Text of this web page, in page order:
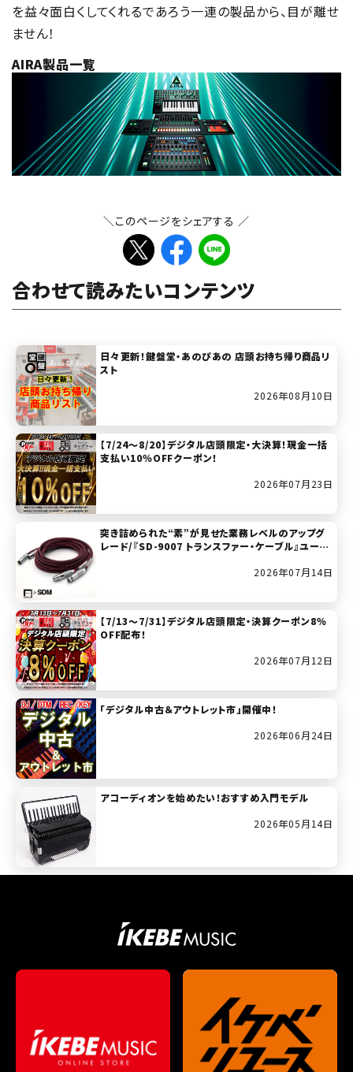
を益々面白くしてくれるであろう一連の製品から、目が離せ
ません！
AIRA製品一覧
＼このページをシェアする ／
合わせて読みたいコンテンツ
日々更新！鍵盤堂・あのぴあの 店頭お持ち帰り商品リ
スト
2026年08月10日
【7/24～8/20】デジタル店頭限定・大決算！現金一括
支払い10％OFFクーポン！
2026年07月23日
突き詰められた“素”が見せた業務レベルのアップグ
レード/『SD-9007 トランスファー・ケーブル』ユーザ
2026年07月14日
【7/13～7/31】デジタル店頭限定・決算クーポン8％
OFF配布！
2026年07月12日
「デジタル中古＆アウトレット市」開催中！
2026年06月24日
アコーディオンを始めたい！おすすめ入門モデル
2026年05月14日